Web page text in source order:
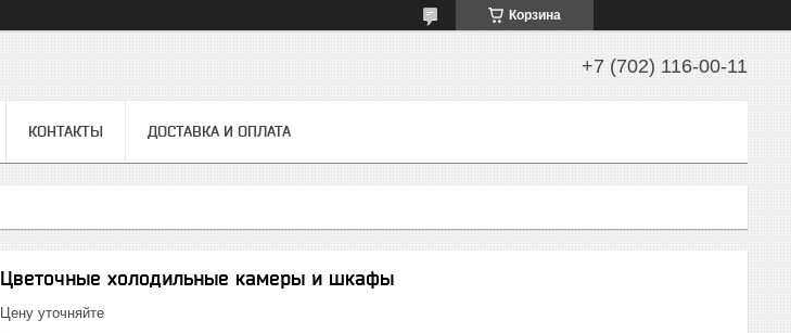
Корзина
+7 (702) 116-00-11
КОНТАКТЫ ДОСТАВКА И ОПЛАТА
Цветочные холодильные камеры и шкафы
Цену уточняйте